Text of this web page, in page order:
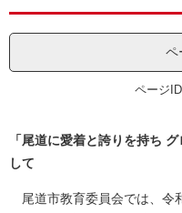
ペ
ページ
「尾道に愛着と誇りを持ち
して
尾道市教育委員会では、令